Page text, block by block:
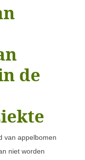
de
van appelbomen
niet worden